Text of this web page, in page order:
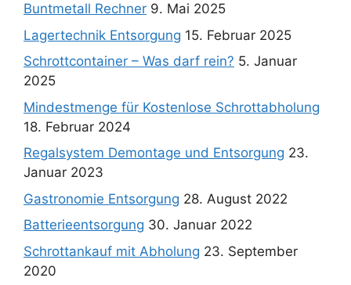
Buntmetall Rechner 9. Mai 2025
Lagertechnik Entsorgung 15. Februar 2025
Schrottcontainer – Was darf rein? 5. Januar
2025
Mindestmenge für Kostenlose Schrottabholung
18. Februar 2024
Regalsystem Demontage und Entsorgung 23.
Januar 2023
Gastronomie Entsorgung 28. August 2022
Batterieentsorgung 30. Januar 2022
Schrottankauf mit Abholung 23. September
2020